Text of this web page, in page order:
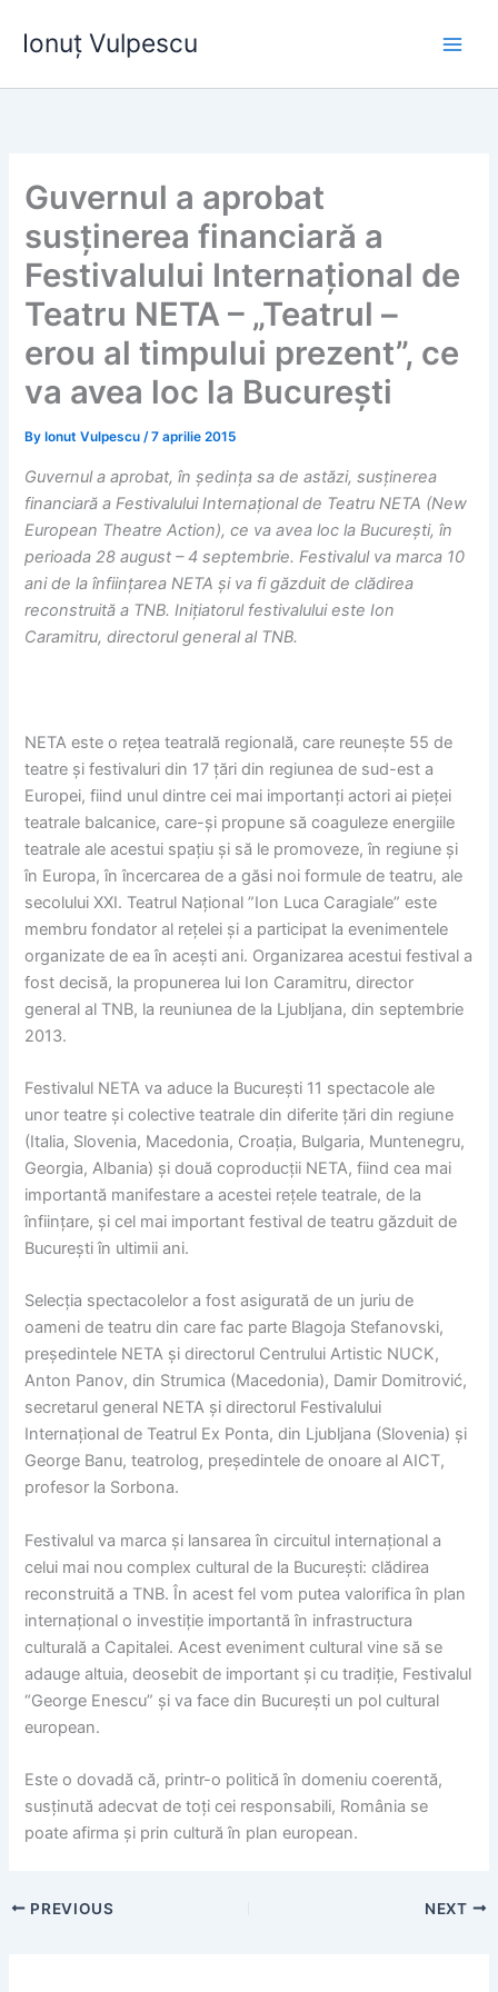
Ionuț Vulpescu
Guvernul a aprobat
susținerea financiară a
Festivalului Internațional de
Teatru NETA – „Teatrul –
erou al timpului prezent”, ce
va avea loc la București
By Ionut Vulpescu/7 aprilie 2015
Guvernul a aprobat, în ședința sa de astăzi, susținerea
financiară a Festivalului Internațional de Teatru NETA (New
European Theatre Action), ce va avea loc la București, în
perioada 28 august – 4septembrie.Festivalul va marca 10
ani de la înființarea NETA și va fi găzduit de clădirea
reconstruită a TNB. Inițiatorul festivalului este Ion
Caramitru, directorul general al TNB.
NETA este o rețea teatrală regională, care reunește 55 de
teatre și festivaluri din 17 țări din regiunea de sud-est a
Europei, fiind unul dintre cei mai importanți actori ai pieței
teatrale balcanice, care-și propune să coaguleze energiile
teatrale ale acestui spațiu și să le promoveze, în regiune și
în Europa, în încercarea de a găsi noi formule de teatru, ale
secolului XXI. Teatrul Național ”Ion Luca Caragiale” este
membru fondator al rețelei și a participat la evenimentele
organizate de ea în acești ani. Organizarea acestui festival a
fost decisă, la propunerea lui Ion Caramitru, director
general al TNB, la reuniunea de la Ljubljana, din septembrie
2013.
Festivalul NETA va aduce la București 11 spectacole ale
unor teatre și colective teatrale din diferite țări din regiune
(Italia, Slovenia, Macedonia, Croația, Bulgaria, Muntenegru,
Georgia, Albania) și două coproducții NETA, fiind cea mai
importantă manifestare a acestei rețele teatrale, de la
înființare, și cel mai important festival de teatru găzduit de
București în ultimii ani.
Selecția spectacolelor a fost asigurată de un juriu de
oameni de teatru din care fac parte Blagoja Stefanovski,
președintele NETA și directorul Centrului Artistic NUCK,
Anton Panov, din Strumica (Macedonia), Damir Domitrović,
secretarul general NETA și directorul Festivalului
Internațional de Teatrul Ex Ponta, din Ljubljana (Slovenia) și
George Banu, teatrolog, președintele de onoare al AICT,
profesor la Sorbona.
Festivalul va marca și lansarea în circuitul internațional a
celui mai nou complex cultural de la București: clădirea
reconstruită a TNB. În acest fel vom putea valorifica în plan
internațional o investiție importantă în infrastructura
culturală a Capitalei. Acest eveniment cultural vine să se
adauge altuia, deosebit de important și cu tradiție, Festivalul
“George Enescu” și va face din București un pol cultural
european.
Este o dovadă că, printr-o politică în domeniu coerentă,
susținută adecvat de toți cei responsabili, România se
poate afirma și prin cultură în plan european.
PREVIOUS NEXT